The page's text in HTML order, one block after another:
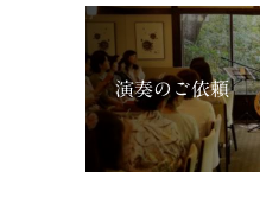
演奏のご依頼